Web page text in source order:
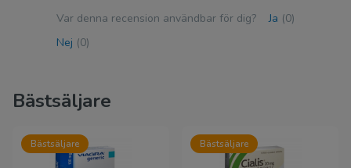
Var denna recension användbar för dig?
Ja (0)
Nej (0)
Bästsäljare
Bästsäljare Bästsäljare